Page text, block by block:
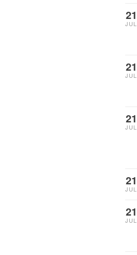
21
JUL
21
JUL
21
JUL
21
JUL
21
JUL